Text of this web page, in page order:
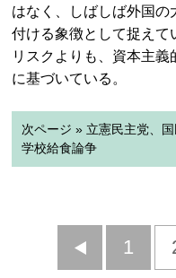
はなく、しばしば外国の
付ける象徴として捉えて
リスクよりも、資本主
に基づいている。
次ページ » 立憲民主党、
学校給食論争
前
1